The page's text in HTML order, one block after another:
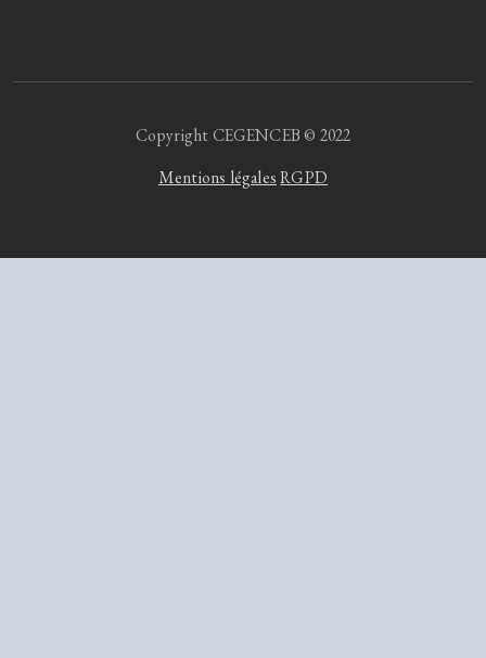
Copyright CEGENCEB © 2022
Mentions légales RGPD